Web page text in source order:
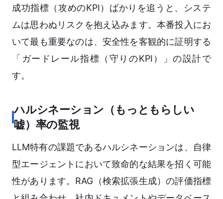
成功指標（攻めのKPI）ばかりを追うと、システ
ムは思わぬリスクを抱え込みます。本番投入にお
いて最も重要なのは、安全性を客観的に証明する
「ガードレール指標（守りのKPI）」の設計で
す。
ハルシネーション（もっともらしい
嘘）率の監視
LLM特有の課題であるハルシネーションは、自律
型エージェントにおいて致命的な結果を招く可能
性があります。RAG（検索拡張生成）の評価指標